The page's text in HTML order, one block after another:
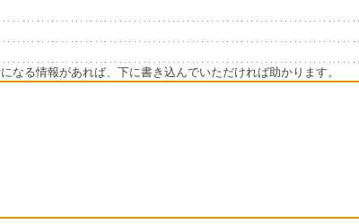
なる情報があれば、下に書き込んでいただければ助かります。